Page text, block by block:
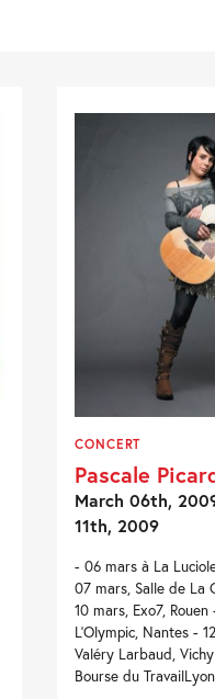
CONCERT
Pascale
March 06th,
11th, 2009
- 06 mars à La
07 mars, Salle de La
10 mars, Exo7, Rouen
L'Olympic, Nantes -
Valéry Larbaud,
Bourse du